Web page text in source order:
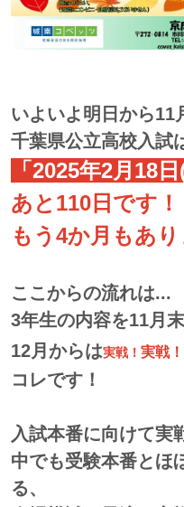
いよいよ明日から11
千葉県公立高校入試
「2025年2月18
あと110日です！
もう4か月もあ
ここからの流れは...
3年生の内容を11月
12月からは実戦！ 実戦！
コレです！
入試本番に向けて実
中でも受験本番とほ
る、